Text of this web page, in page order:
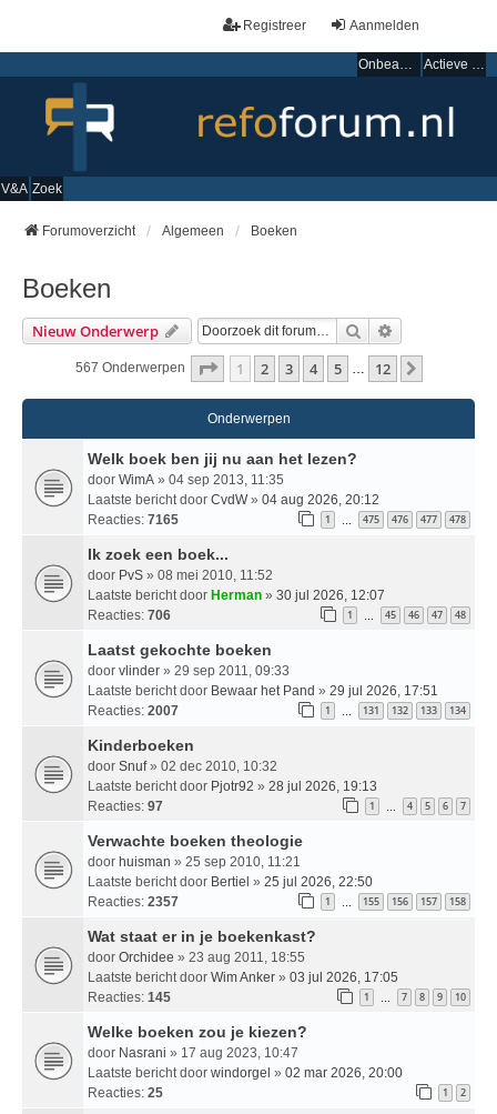
Aanmelden
Registreer
Onbeantwoorde onderwerpen Actieve onderwerpen
V&A Zoek
Forumoverzicht Algemeen Boeken
Boeken
Nieuw Onderwerp Zoek
567 Onderwerpen Pagina Van12
1 2 3 4 5 12
Onderwerpen
Welk boek ben jij nu aan het lezen?
door WimA » 04 sep 2013, 11:35
Laatste bericht door CvdW» 04 aug 2026, 20:12
Reacties: 7165 1 … 475 476 477 478
Ik zoek een boek...
door PvS » 08 mei 2010, 11:52
Laatste bericht door Herman » 30 jul 2026, 12:07
Reacties: 706 1 … 45 46 47 48
Laatst gekochte boeken
door vlinder » 29 sep 2011, 09:33
Laatste bericht door Bewaar het Pand » 29 jul 2026, 17:51
Reacties: 2007 1 … 131 132 133 134
Kinderboeken
door Snuf» 02 dec 2010, 10:32
Laatste bericht door Pjotr92 » 28 jul 2026, 19:13
Reacties: 97 1 … 4 5 6 7
Verwachte boeken theologie
door huisman » 25 sep 2010, 11:21
Laatste bericht door Bertiel » 25 jul 2026, 22:50
Reacties: 2357 1 … 155 156 157 158
Wat staat er in je boekenkast?
door Orchidee » 23 aug 2011, 18:55
Laatste bericht door Wim Anker » 03 jul 2026, 17:05
Reacties: 145 1 … 7 8 9 10
Welke boeken zou je kiezen?
door Nasrani » 17 aug 2023, 10:47
Laatste bericht door windorgel » 02 mar 2026, 20:00
Reacties: 25 1 2